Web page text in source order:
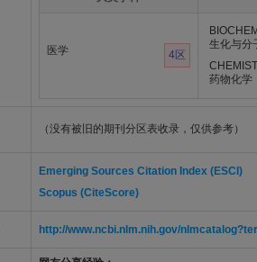
医学 4区
生化与分
药物化学
（没有被旧的期刊分区表收录，仅供参考）
Emerging Sources Citation Index (ESCI)
Scopus (CiteScore)
http://www.ncbi.nlm.nih.gov/